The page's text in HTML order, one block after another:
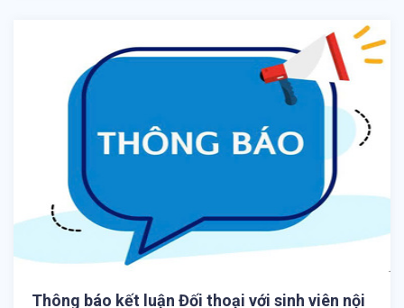
Thông báo kết luận Đối thoại với sinh viên nội